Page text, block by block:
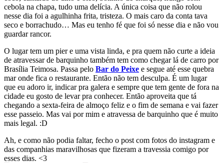
cebola na chapa, tudo uma delícia. A única coisa que não rolou
nesse dia foi a agulhinha frita, tristeza. O mais caro da conta tava
seco e borrachudo… Mas eu tenho fé que foi só nesse dia e não vou
guardar rancor.
O lugar tem um pier e uma vista linda, e pra quem não curte a ideia
de atravessar de barquinho também tem como chegar lá de carro por
Brasília Teimosa. Passa pelo Bar do Peixe e segue até esse quebra
mar onde fica o restaurante. Então não tem desculpa. É um lugar
que eu adoro ir, indicar pra galera e sempre que tem gente de fora na
cidade eu gosto de levar pra conhecer. Então aproveita que tá
chegando a sexta-feira de almoço feliz e o fim de semana e vai fazer
esse passeio. Mas vai por mim e atravessa de barquinho que é muito
mais legal. :D
Ah, e como não podia faltar, fecho o post com fotos do instagram e
das companhias maravilhosas que fizeram a travessia comigo por
esses dias. <3